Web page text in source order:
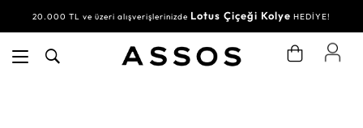
20.000 TL ve üzeri alışverişlerinizde Lotus Çiçeği Kolye HEDİYE!